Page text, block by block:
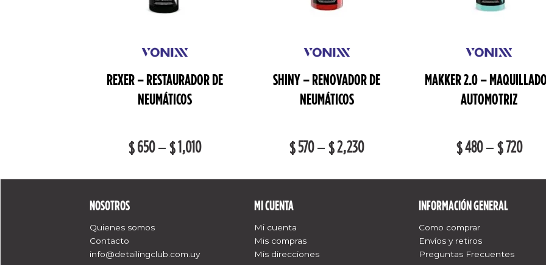
REXER – RESTAURADOR DE
NEUMÁTICOS
$ 650– $1,010
SHINY – RENOVADOR DE
NEUMÁTICOS
$570–$2,230
MAKKER 2.0 –
AUTOMOTRIZ
$480– $720
NOSOTROS
Quienes somos
Contacto
info@detailingclub.com.uy
MI CUENTA
Mi cuenta
Mis compras
Mis direcciones
INFORMACIÓN GENERAL
Como comprar
Envíos y retiros
Preguntas Frecuentes